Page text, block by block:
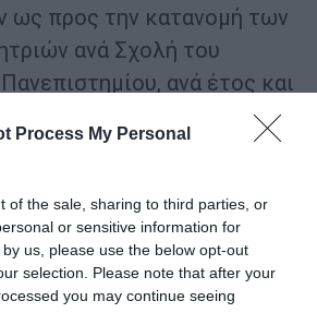
Process My Personal
of the sale, sharing to third parties, or
or sensitive information for
us, please use the below opt-out
selection. Please note that after your
you may continue seeing
ως προς την κατανομή των
ανά Σχολή του
ανά έτος και
Έρευνας και Καινοτομίας,
Ρέκανος, Ακαδημαϊκών
Ανάπτυξης, Καθηγητής
και Διεθνών Σχέσεων,